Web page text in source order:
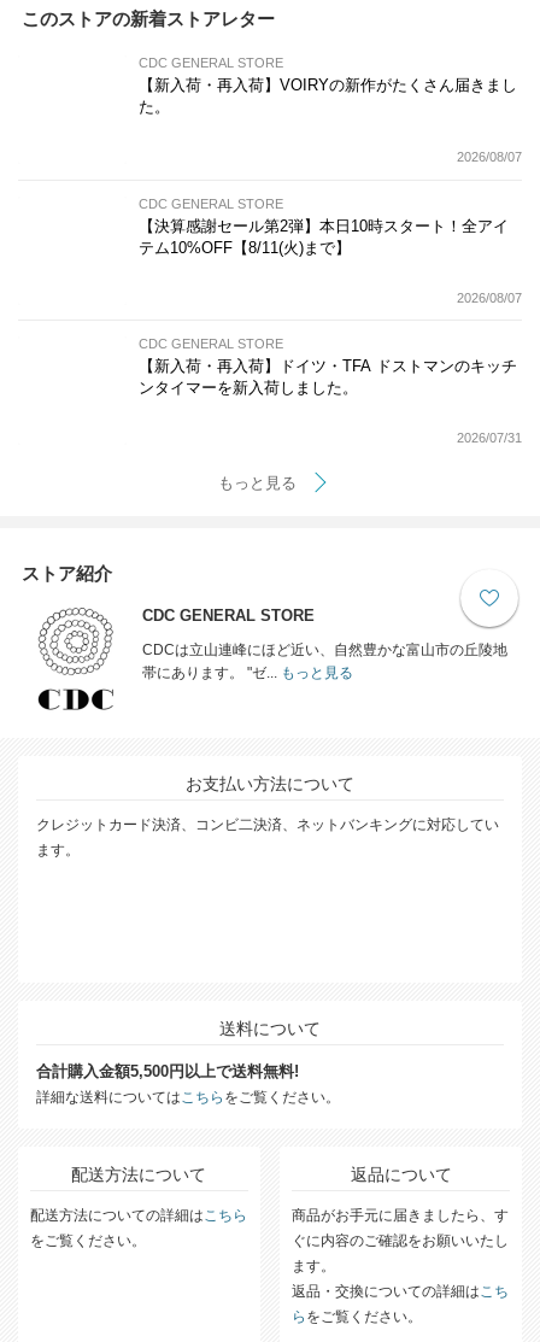
このストアの新着ストアレター
CDC GENERAL STORE
【新入荷・再入荷】VOIRYの新作がたくさん届きまし
た。
2026/08/07
CDC GENERAL STORE
【決算感謝セール第2弾】本日10時スタート！全アイ
テム10%OFF【8/11(火)まで】
2026/08/07
CDC GENERAL STORE
【新入荷・再入荷】ドイツ・TFA ドストマンのキッチ
ンタイマーを新入荷しました。
2026/07/31
もっと見る
ストア紹介
CDC GENERAL STORE
CDCは立山連峰にほど近い、自然豊かな富山市の丘陵地
帯にあります。 "ゼ...もっと見る
お支払い方法について
クレジットカード決済、コンビ二決済、ネットバンキングに対応してい
ます。
送料について
合計購入金額5,500円以上で送料無料!
詳細な送料については こちら をご覧ください。
配送方法について
配送方法についての詳細は こちら
をご覧ください。
返品について
商品がお手元に届きましたら、す
ぐに内容のご確認をお願いいたし
ます。
返品・交換についての詳細は こち
ら をご覧ください。